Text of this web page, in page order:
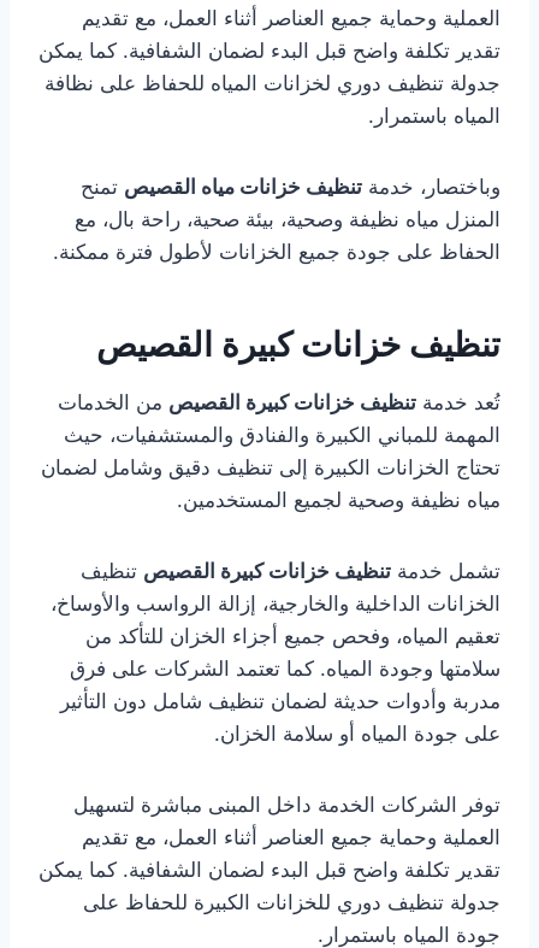
العملية وحماية جميع العناصر أثناء العمل، مع تقديم
تقدير تكلفة واضح قبل البدء لضمان الشفافية. كما يمكن
جدولة تنظيف دوري لخزانات المياه للحفاظ على نظافة
المياه باستمرار.
وباختصار، خدمة تنظيف خزانات مياه القصيص تمنح
المنزل مياه نظيفة وصحية، بيئة صحية، راحة بال، مع
الحفاظ على جودة جميع الخزانات لأطول فترة ممكنة.
تنظيف خزانات كبيرة القصيص
تُعد خدمة تنظيف خزانات كبيرة القصيص من الخدمات
المهمة للمباني الكبيرة والفنادق والمستشفيات، حيث
تحتاج الخزانات الكبيرة إلى تنظيف دقيق وشامل لضمان
مياه نظيفة وصحية لجميع المستخدمين.
تشمل خدمة تنظيف خزانات كبيرة القصيص تنظيف
الخزانات الداخلية والخارجية، إزالة الرواسب والأوساخ،
تعقيم المياه، وفحص جميع أجزاء الخزان للتأكد من
سلامتها وجودة المياه. كما تعتمد الشركات على فرق
مدربة وأدوات حديثة لضمان تنظيف شامل دون التأثير
على جودة المياه أو سلامة الخزان.
توفر الشركات الخدمة داخل المبنى مباشرة لتسهيل
العملية وحماية جميع العناصر أثناء العمل، مع تقديم
تقدير تكلفة واضح قبل البدء لضمان الشفافية. كما يمكن
جدولة تنظيف دوري للخزانات الكبيرة للحفاظ على
جودة المياه باستمرار.